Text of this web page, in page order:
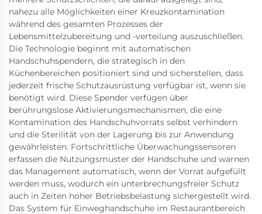
nahezu alle Möglichkeiten einer Kreuzkontamination
während des gesamten Prozesses der
Lebensmittelzubereitung und -verteilung auszuschließen.
Die Technologie beginnt mit automatischen
Handschuhspendern, die strategisch in den
Küchenbereichen positioniert sind und sicherstellen, dass
jederzeit frische Schutzausrüstung verfügbar ist, wenn sie
benötigt wird. Diese Spender verfügen über
berührungslose Aktivierungsmechanismen, die eine
Kontamination des Handschuhvorrats selbst verhindern
und die Sterilität von der Lagerung bis zur Anwendung
gewährleisten. Fortschrittliche Überwachungssensoren
erfassen die Nutzungsmuster der Handschuhe und warnen
das Management automatisch, wenn der Vorrat aufgefüllt
werden muss, wodurch ein unterbrechungsfreier Schutz
auch in Zeiten hoher Betriebsbelastung sichergestellt wird.
Das System für Einweghandschuhe im Restaurantbereich